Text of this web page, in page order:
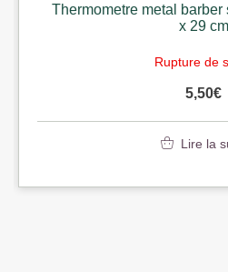
Thermometre metal
x 29 cm
Rupture de
5,50€
Lire la